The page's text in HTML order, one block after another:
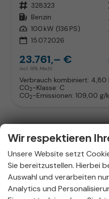
Fahrzeugnr. 328323
Kraftstoff Benzin
Leistung 100 kW (136 PS)
15.07.2026
23.761,– €
incl. 19% MwSt.
Verbrauch kombiniert: 4,80
CO2-Klasse: C
CO2-Emissionen: 109,00 g/
Wir respektieren
Unsere Website setzt
Sie bereitzustellen. Hierbei
Auswahl und verarbeiten
Analytics und